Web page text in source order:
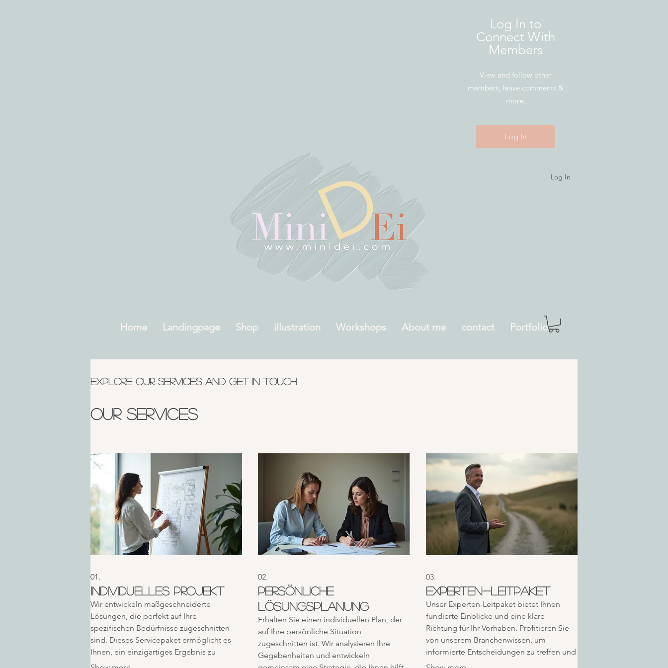
Log In to
Connect With
Members
View and follow other
members, leave comments &
more.
Log In
Log In
Home Landingpage Shop illustration Workshops About me contact Portfolio
Explore our services and get in touch
Our Services
01.
Individuelles Projekt
Wir entwickeln maßgeschneiderte
Lösungen, die perfekt auf Ihre
spezifischen Bedürfnisse zugeschnitten
sind. Dieses Servicepaket ermöglicht es
Ihnen, ein einzigartiges Ergebnis zu
erzielen, das genau Ihren Vorstellungen
02.
Persönliche
Lösungsplanung
Erhalten Sie einen individuellen Plan, der
auf Ihre persönliche Situation
zugeschnitten ist. Wir analysieren Ihre
Gegebenheiten und entwickeln
03.
Experten-Leitpaket
Unser Experten-Leitpaket bietet Ihnen
fundierte Einblicke und eine klare
Richtung für Ihr Vorhaben. Profitieren Sie
von unserem Branchenwissen, um
informierte Entscheidungen zu treffen und
den bestmöglichen Weg nach vorne zu